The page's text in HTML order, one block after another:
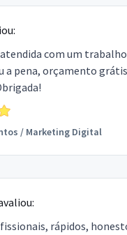
com um
a pena, orçamento
/ Marketing Digital
rápidos,